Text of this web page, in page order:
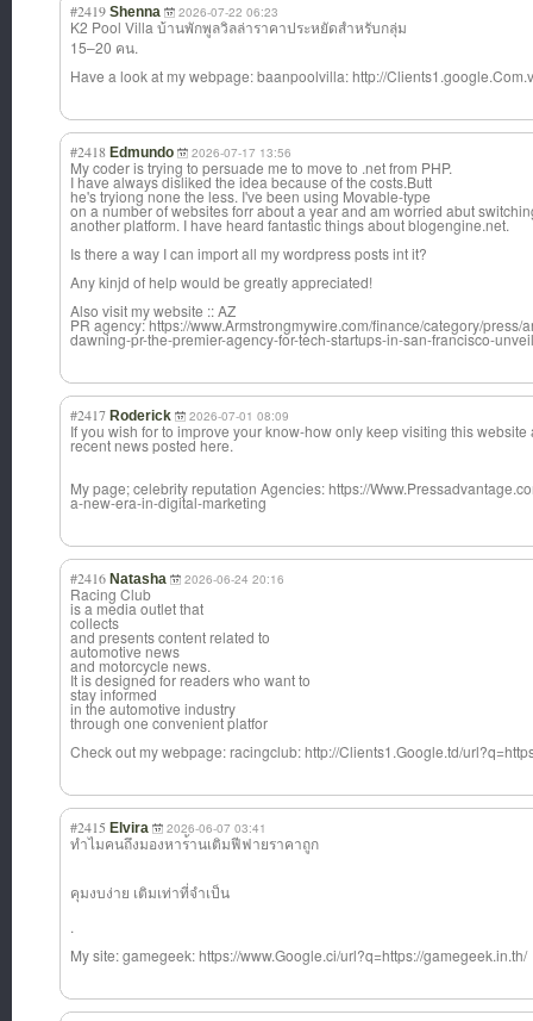
#2419 Shenna 2026-07-22 06:23
K2 Pool Villa บ้านพักพูลวิลล่าราคาประหยัดสำหรับกลุ่ม
15–20 คน.
Have a look at my webpage: baanpoolvilla: http://
#2418 Edmundo 2026-07-17 13:56
My coder is trying to persuade me to move to .net from PHP.
I have always disliked the idea because of the costs.Butt
he's tryiong none the less. I've been using Movable-type
on a number of websites forr about a year and am worried abut
another platform. I have heard fantastic things about blogengine.net.
Is there a way I can import all my wordpress posts int it?
Any kinjd of help would be greatly appreciated!
Also visit my website :: AZ
PR agency: https://www.Armstrongmywire.com/finance/category/
dawning-pr-the-premier-agency-for-tech-startups-in-san-francisco-
#2417 Roderick 2026-07-01 08:09
If you wish for to improve your know-how only keep visiting this
recent news posted here.
My page; celebrity reputation Agencies: https://
a-new-era-in-digital-marketing
#2416 Natasha 2026-06-24 20:16
Racing Club
is a media outlet that
collects
and presents content related to
automotive news
and motorcycle news.
It is designed for readers who want to
stay informed
in the automotive industry
through one convenient platfor
Check out my webpage: racingclub: http://Clients1.Google.td/
#2415 Elvira 2026-06-07 03:41
ทำไมคนถึงมองหาร้านเติมฟีฟายราคาถูก
คุมงบง่าย เติมเท่าที่จำเป็น
.
My site: gamegeek: https://www.Google.ci/url?q=https://gamegeek.in.th/